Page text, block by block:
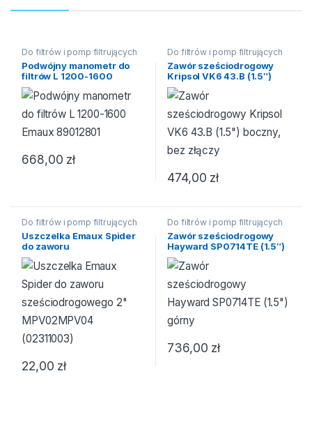
Do filtrów i pomp filtrujących
Podwójny manometr do
filtrów L 1200-1600
Emaux 89012801
668,00 zł
Do filtrów i pomp filtrujących
Zawór sześciodrogowy
Kripsol VK6 43.B (1.5″)
boczny, bez złączy
474,00 zł
Do filtrów i pomp filtrujących
Uszczelka Emaux Spider
do zaworu
sześciodrogowego 2″
MPV02MPV04
(02311003)
22,00 zł
Do filtrów i pomp filtrujących
Zawór sześciodrogowy
Hayward SP0714TE (1.5″)
górny
736,00 zł